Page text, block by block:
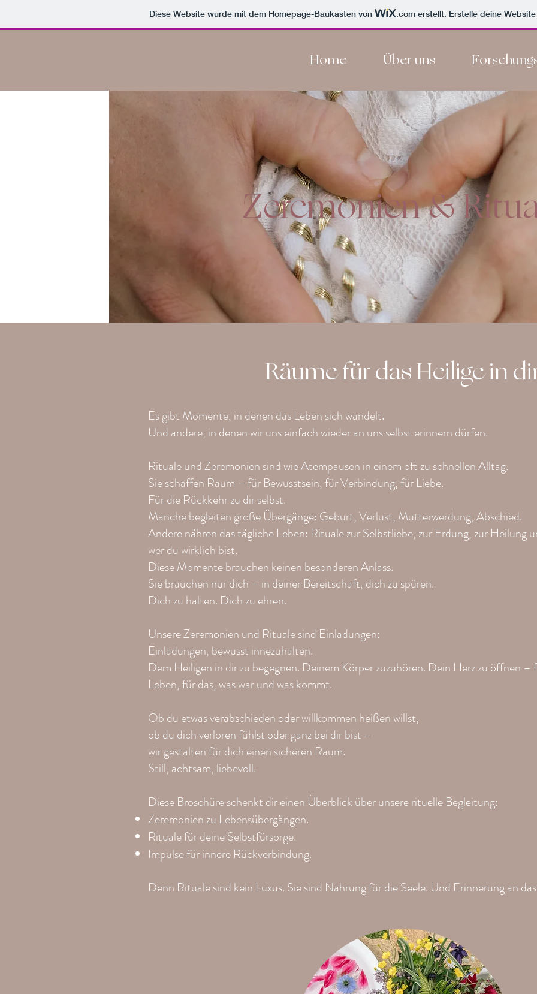
Diese Website wurde mit dem Homepage-Baukasten von .com erstellt. Erstelle deine
Home Über uns
Zeremonien &
Räume für das Heilige in
Es gibt Momente, in denen das Leben sich wandelt.
Und andere, in denen wir uns einfach wieder an uns selbst erinnern dürfen.
Rituale und Zeremonien sind wie Atempausen in einem oft zu schnellen Alltag.
Sie schaffen Raum – für Bewusstsein, für Verbindung, für Liebe.
Für die Rückkehr zu dir selbst.
Manche begleiten große Übergänge: Geburt, Verlust, Mutterwerdung, Abschied.
Andere nähren das tägliche Leben: Rituale zur Selbstliebe, zur Erdung, zur Heilung
wer du wirklich bist.
Diese Momente brauchen keinen besonderen Anlass.
Sie brauchen nur dich – in deiner Bereitschaft, dich zu spüren.
Dich zu halten. Dich zu ehren.
Unsere Zeremonien und Rituale sind Einladungen:
Einladungen, bewusst innezuhalten.
Dem Heiligen in dir zu begegnen. Deinem Körper zuzuhören. Dein Herz zu öffnen –
Leben, für das, was war und was kommt.
Ob du etwas verabschieden oder willkommen heißen willst,
ob du dich verloren fühlst oder ganz bei dir bist –
wir gestalten für dich einen sicheren Raum.
Still, achtsam, liebevoll.
Diese Broschüre schenkt dir einen Überblick über unsere rituelle Begleitung:
Zeremonien zu Lebensübergängen.
Rituale für deine Selbstfürsorge.
Impulse für innere Rückverbindung.
Denn Rituale sind kein Luxus. Sie sind Nahrung für die Seele. Und Erinnerung an